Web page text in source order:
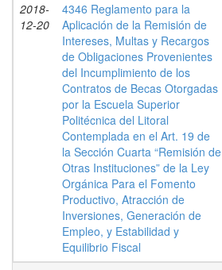
2018-
12-20
4346 Reglamento para la
Aplicación de la Remisión de
Intereses, Multas y Recargos
de Obligaciones Provenientes
del Incumplimiento de los
Contratos de Becas Otorgadas
por la Escuela Superior
Politécnica del Litoral
Contemplada en el Art. 19 de
la Sección Cuarta “Remisión de
Otras Instituciones” de la Ley
Orgánica Para el Fomento
Productivo, Atracción de
Inversiones, Generación de
Empleo, y Estabilidad y
Equilibrio Fiscal